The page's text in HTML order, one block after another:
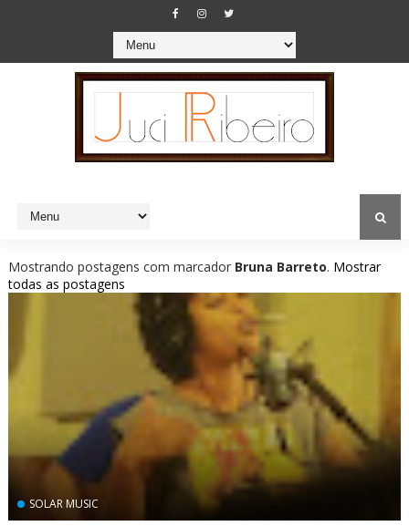
Mostrando postagens com marcador Bruna Barreto. Mostrar
todas as postagens
SOLAR MUSIC